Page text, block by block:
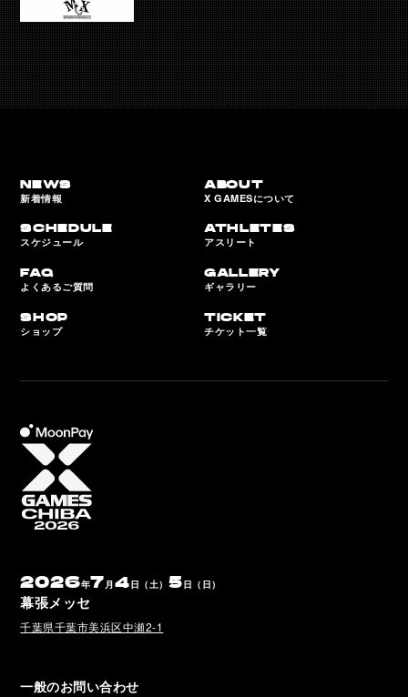
NEWS
新着情報
ABOUT
X GAMESについて
SCHEDULE
スケジュール
ATHLETES
アスリート
FAQ
よくあるご質問
GALLERY
ギャラリー
SHOP
ショップ
TICKET
チケット一覧
2026年7月4日（土） 5日（日）
幕張メッセ
千葉県千葉市美浜区中瀬2-1
一般のお問い合わせ